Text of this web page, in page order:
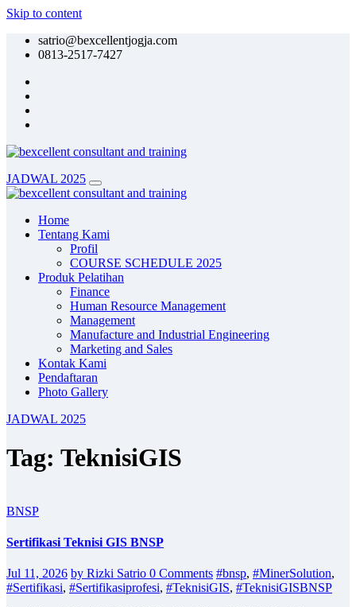
Skip to content
satrio@bexcellentjogja.com
0813-2517-7427
JADWAL 2025
Home
Tentang Kami
Profil
COURSE SCHEDULE 2025
Produk Pelatihan
Finance
Human Resource Management
Management
Manufacture and Industrial Engineering
Marketing and Sales
Kontak Kami
Pendaftaran
Photo Gallery
JADWAL 2025
Tag: TeknisiGIS
BNSP
Sertifikasi Teknisi GIS BNSP
Jul 11, 2026 by Rizki Satrio 0 Comments #bnsp, #MinerSolution,
#Sertifikasi, #Sertifikasiprofesi, #TeknisiGIS, #TeknisiGISBNSP